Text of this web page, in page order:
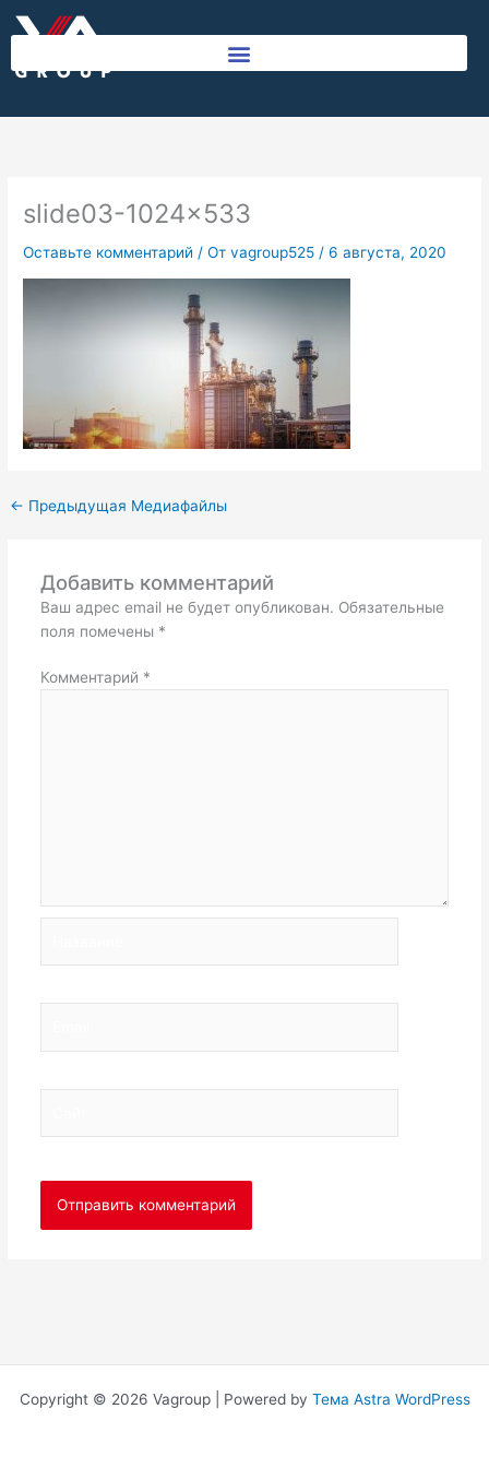
slide03-1024×533
Оставьте комментарий / Отvagroup525 /6 августа, 2020
← Предыдущая Медиафайлы
Добавить комментарий
Ваш адрес email не будет опубликован. Обязательные
поля помечены *
Комментарий *
Copyright © 2026 Vagroup | Powered by Тема Astra WordPress